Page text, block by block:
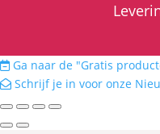
Ga naar de "Gratis
Schrijf je in voor onze